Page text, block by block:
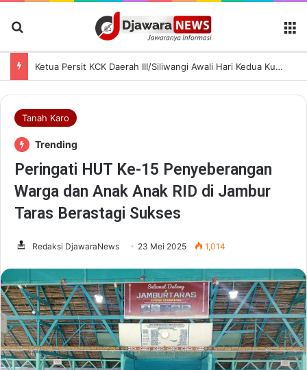
Ketua Persit KCK Daerah III/Siliwangi Awali Hari Kedua Kunjungan Kerja di TK Kartika XIX-39
Tanah Karo
Trending
Peringati HUT Ke-15 Penyeberangan
Warga dan Anak Anak RID di Jambur
Taras Berastagi Sukses
Redaksi DjawaraNews 23 Mei 2025 1,014